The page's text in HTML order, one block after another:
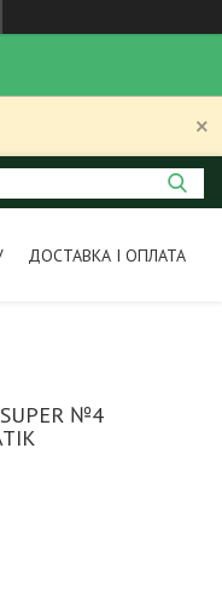
ДОСТАВКА І ОПЛАТА
№4